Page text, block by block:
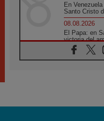
En
Santo Cristo
08.08.2026
El Papa: en
victoria del
08.08.2026
León XIV
07.08.2026